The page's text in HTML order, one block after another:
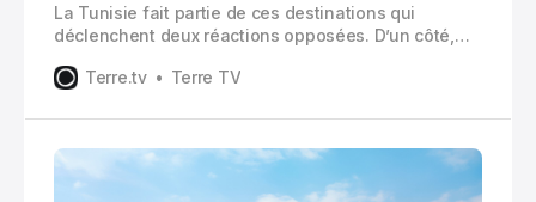
La Tunisie fait partie de ces destinations qui
déclenchent deux réactions opposées. D’un côté,
tranquille, aucun souci ». De l’autre, des threads et
forcément avoir un problème au bout de 24 heures.
Terre.tv Terre TV